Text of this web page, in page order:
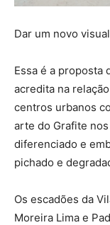
Dar um novo
Essa é a proposta
acredita na
centros urbanos
arte do Grafite
diferenciado e
pichado e
Os escadões da
Moreira Lima e